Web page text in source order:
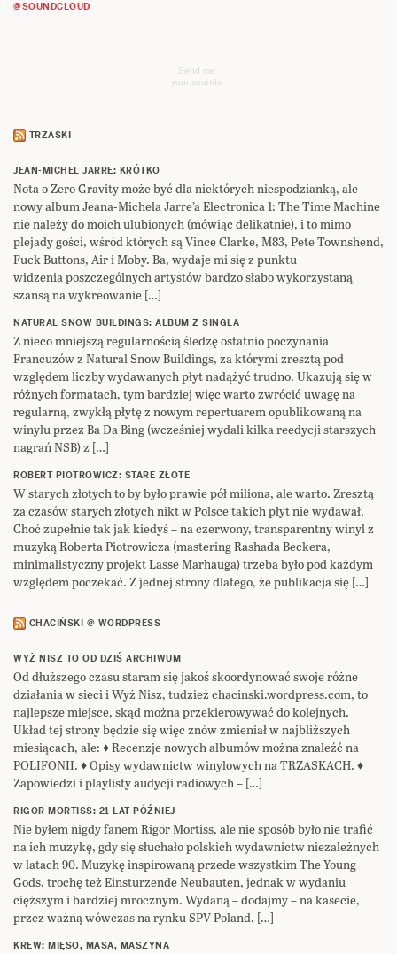
@SOUNDCLOUD
Send me
your sounds
TRZASKI
JEAN-MICHEL JARRE: KRÓTKO
Nota o Zero Gravity może być dla niektórych niespodzianką, ale
nowy album Jeana-Michela Jarre’a Electronica 1: The Time Machine
nie należy do moich ulubionych (mówiąc delikatnie), i to mimo
plejady gości, wśród których są Vince Clarke, M83, Pete Townshend,
Fuck Buttons, Air i Moby. Ba, wydaje mi się z punktu
widzenia poszczególnych artystów bardzo słabo wykorzystaną
szansą na wykreowanie […]
NATURAL SNOW BUILDINGS: ALBUM Z SINGLA
Z nieco mniejszą regularnością śledzę ostatnio poczynania
Francuzów z Natural Snow Buildings, za którymi zresztą pod
względem liczby wydawanych płyt nadążyć trudno. Ukazują się w
różnych formatach, tym bardziej więc warto zwrócić uwagę na
regularną, zwykłą płytę z nowym repertuarem opublikowaną na
winylu przez Ba Da Bing (wcześniej wydali kilka reedycji starszych
nagrań NSB) z […]
ROBERT PIOTROWICZ: STARE ZŁOTE
W starych złotych to by było prawie pół miliona, ale warto. Zresztą
za czasów starych złotych nikt w Polsce takich płyt nie wydawał.
Choć zupełnie tak jak kiedyś – na czerwony, transparentny winyl z
muzyką Roberta Piotrowicza (mastering Rashada Beckera,
minimalistyczny projekt Lasse Marhauga) trzeba było pod każdym
względem poczekać. Z jednej strony dlatego, że publikacja się […]
CHACIŃSKI @ WORDPRESS
WYŻ NISZ TO OD DZIŚ ARCHIWUM
Od dłuższego czasu staram się jakoś skoordynować swoje różne
działania w sieci i Wyż Nisz, tudzież chacinski.wordpress.com, to
najlepsze miejsce, skąd można przekierowywać do kolejnych.
Układ tej strony będzie się więc znów zmieniał w najbliższych
miesiącach, ale: ♦ Recenzje nowych albumów można znaleźć na
POLIFONII. ♦ Opisy wydawnictw winylowych na TRZASKACH. ♦
Zapowiedzi i playlisty audycji radiowych – […]
RIGOR MORTISS: 21 LAT PÓŹNIEJ
Nie byłem nigdy fanem Rigor Mortiss, ale nie sposób było nie trafić
na ich muzykę, gdy się słuchało polskich wydawnictw niezależnych
w latach 90. Muzykę inspirowaną przede wszystkim The Young
Gods, trochę też Einsturzende Neubauten, jednak w wydaniu
cięższym i bardziej mrocznym. Wydaną – dodajmy – na kasecie,
przez ważną wówczas na rynku SPV Poland. […]
KREW: MIĘSO, MASA, MASZYNA